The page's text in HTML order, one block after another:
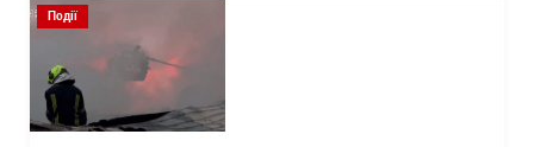
Події